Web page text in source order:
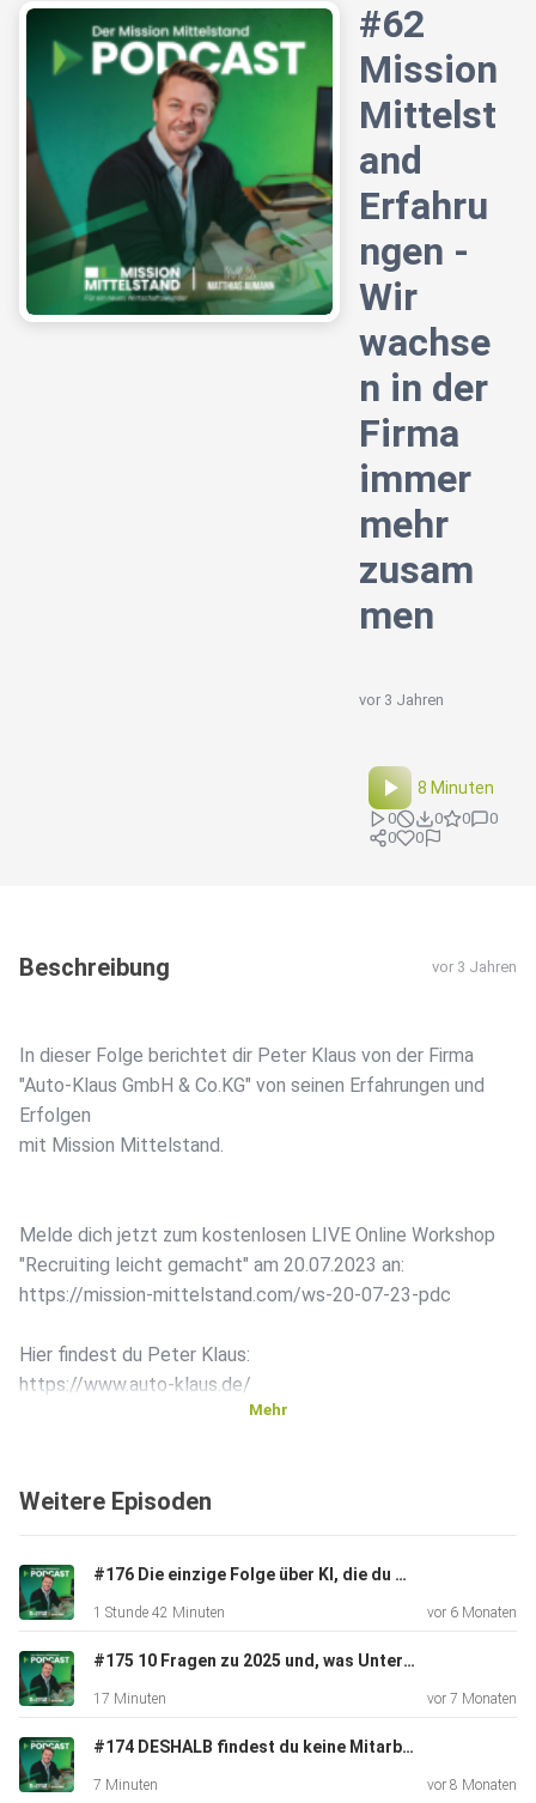
#62
Mission
Mittelst
and
Erfahru
ngen -
Wir
wachse
n in der
Firma
immer
mehr
zusam
men
vor 3 Jahren
8 Minuten
0 0 0
0
0
0
Beschreibung vor 3 Jahren
In dieser Folge berichtet dir Peter Klaus von der Firma
"Auto-Klaus GmbH & Co.KG" von seinen Erfahrungen und
Erfolgen
mit Mission Mittelstand.
Melde dich jetzt zum kostenlosen LIVE Online Workshop
"Recruiting leicht gemacht" am 20.07.2023 an:
https://mission-mittelstand.com/ws-20-07-23-pdc
Hier findest du Peter Klaus:
https://www.auto-klaus.de/
https://mission-mittelstand.com/ticket23-pdc
Melde dich jetzt zum neuen Führungskräftetraining an:
https://mission-mittelstand.com/fkt-pdc
Gespräch
unter:
Mehr
Weitere Episoden
#176 Die einzige Folge über KI, die du brauchst!
1 Stunde 42 Minuten vor 6 Monaten
#175 10 Fragen zu 2025 und, was Unternehmer jetzt für 2026 wissen müssen
17 Minuten vor 7 Monaten
#174 DESHALB findest du keine Mitarbeiter! (so geht es richtig)
7 Minuten vor 8 Monaten